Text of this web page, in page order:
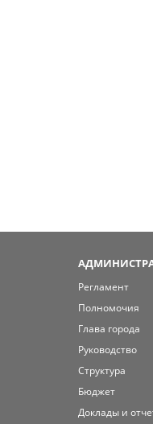
Регламент
Полномочия
Глава города
Руководство
Структура
Бюджет
Доклады и